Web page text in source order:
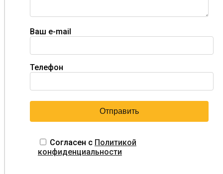
Ваш e-mail
Телефон
Согласен с Политикой
конфиденциальности